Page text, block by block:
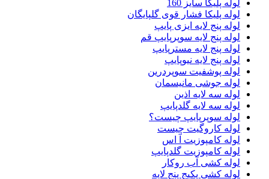
لوله پلیکا سایز 160
لوله پلیکا فشار قوی گلپایگان
لوله پنج لایه ایزی پایپ
لوله پنج لایه سوپرپایپ قم
لوله پنج لایه مسترپایپ
لوله پنج لایه نیوپایپ
لوله پوشفیت سوپردرین
لوله جوشی مانیسمان
لوله سه لایه اذین
لوله سه لایه گلدپایپ
لوله سوپرپایپ چیست؟
لوله کاروگیت چیست
لوله کامپوزیت آ اس
لوله کامپوزیت گلدپایپ
لوله کشی آب روکار
لوله کشی پکیج پنج لایه